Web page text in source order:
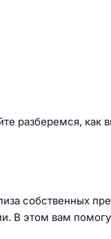
разберемся,
собственных
В этом вам